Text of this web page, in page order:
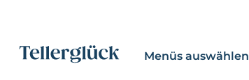
Menüs auswählen